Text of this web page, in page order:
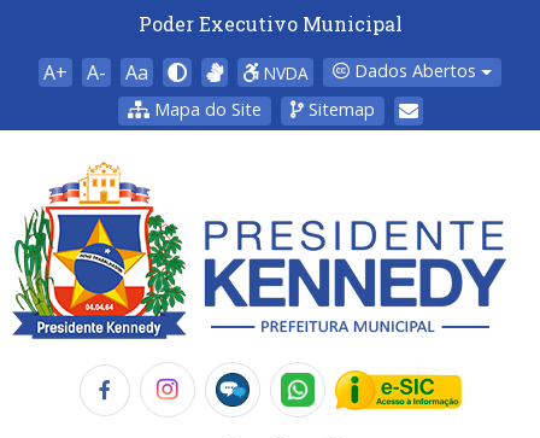
Poder Executivo Municipal
A+ A- Aa NVDA
Dados Abertos
Mapa do Site
Sitemap